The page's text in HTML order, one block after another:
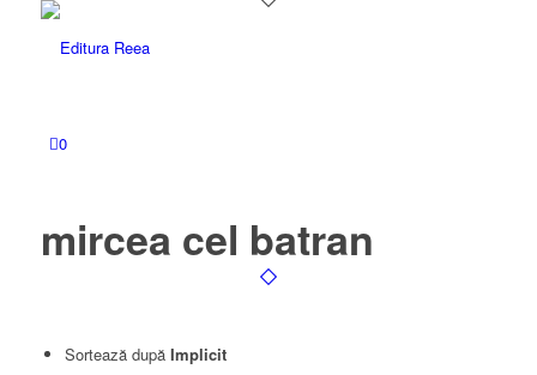
0
mircea cel batran
Sortează după Implicit